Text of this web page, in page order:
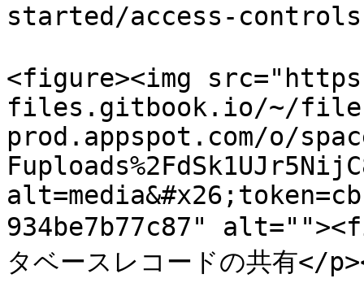
started/access-
<figure><img
files.gitbook.io/~/
prod.appspot.com/o/
934be7b77c87"
タベースレコードの共有